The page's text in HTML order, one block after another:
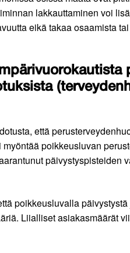
lakkauttaminen voi
eikä takaa osaamista
että
poikkeusluvan
päivystyspisteiden
poikkeusluvalla
Liialliset asiakasmäärät